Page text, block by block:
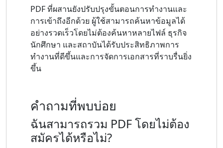
PDF ที่ผสานยังปรับปรุงขั้นตอนการทำงานและ
การเข้าถึงอีกด้วย ผู้ใช้สามารถค้นหาข้อมูลได้
อย่างรวดเร็วโดยไม่ต้องค้นหาหลายไฟล์ ธุรกิจ
นักศึกษา และสถาบันได้รับประสิทธิภาพการ
ทำงานที่ดีขึ้นและการจัดการเอกสารที่ราบรื่นยิ่ง
ขึ้น
คำถามที่พบบ่อย
ฉันสามารถรวม PDF โดยไม่ต้อง
สมัครได้หรือไม่?